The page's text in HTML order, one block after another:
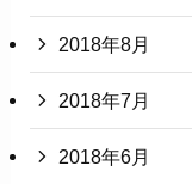
2018年8月
2018年7月
2018年6月